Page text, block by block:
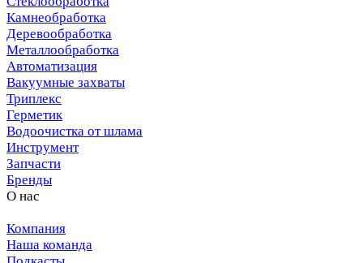
Камнеобработка
Деревообработка
Металлообработка
Автоматизация
Вакуумные захваты
Триплекс
Герметик
Водоочистка от шлама
Инструмент
Запчасти
Бренды
О нас
Компания
Наша команда